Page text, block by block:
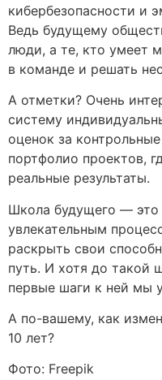
кибербезопасности и
Ведь будущему
люди, а те, кто умеет
в команде и решать
А отметки? Очень
систему
оценок за
портфолио проектов,
реальные результаты.
Школа будущего — это
увлекательным
раскрыть свои
путь. И хотя до такой
первые шаги к ней мы
А по-вашему, как
10 лет?
Фото: Freepik